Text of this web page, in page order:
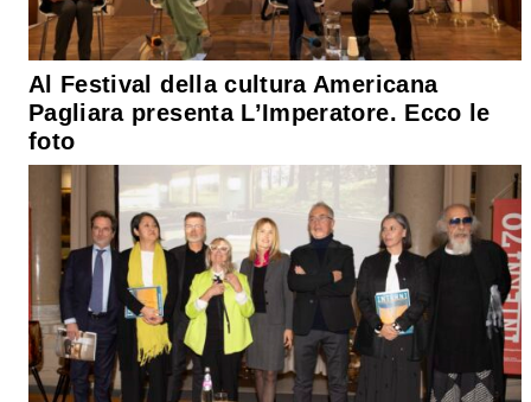
Al Festival della cultura Americana
Pagliara presenta L’Imperatore. Ecco le
foto